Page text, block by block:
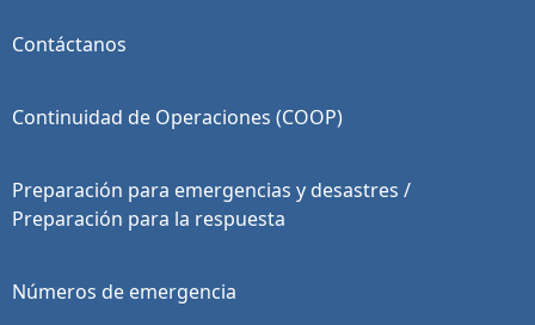
Contáctanos
Continuidad de Operaciones (COOP)
Preparación para emergencias y desastres /
Preparación para la respuesta
Números de emergencia